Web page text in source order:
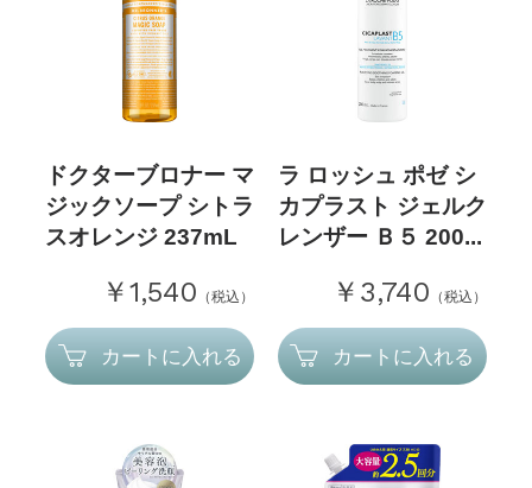
ドクターブロナー マ
ジックソープ シトラ
スオレンジ 237mL
￥1,540 （税込）
カートに入れる
ラ ロッシュ ポゼ シ
カプラスト ジェルク
レンザー Ｂ５ 200...
￥3,740 （税込）
カートに入れる